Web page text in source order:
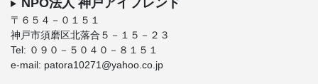
〒６５４－０１５１
神戸市須磨区北落合５－１５－２３
Tel: ０９０－５０４０－８１５１
e-mail: patora10271@yahoo.co.jp